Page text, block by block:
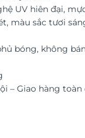
UV hiên đại,
màu sắc tươi
bóng, không
– Giao hàng toàn